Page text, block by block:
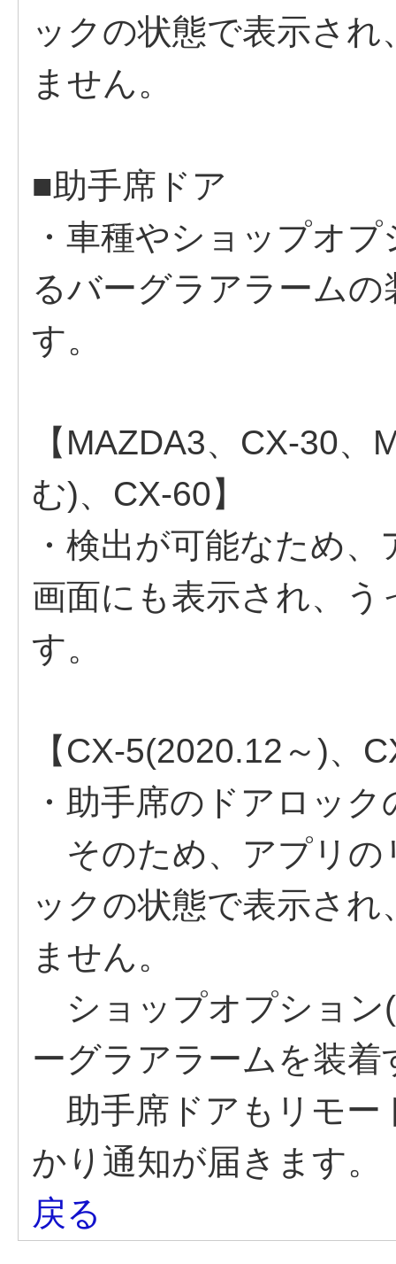
ックの状態で表示さ
ません。
■助手席ドア
・車種やショップオ
るバーグラアラーム
す。
【MAZDA3、CX-30、
む)、CX-60】
・検出が可能なため
画面にも表示され、
す。
【CX-5(2020.12～)、
・助手席のドアロッ
そのため、アプリの
ックの状態で表示さ
ません。
ショップオプション
ーグラアラームを装着
助手席ドアもリモー
かり通知が届きます。
戻る